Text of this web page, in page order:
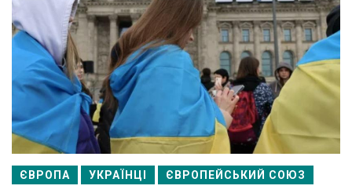
ЄВРОПА УКРАЇНЦІ ЄВРОПЕЙСЬКИЙ СОЮЗ